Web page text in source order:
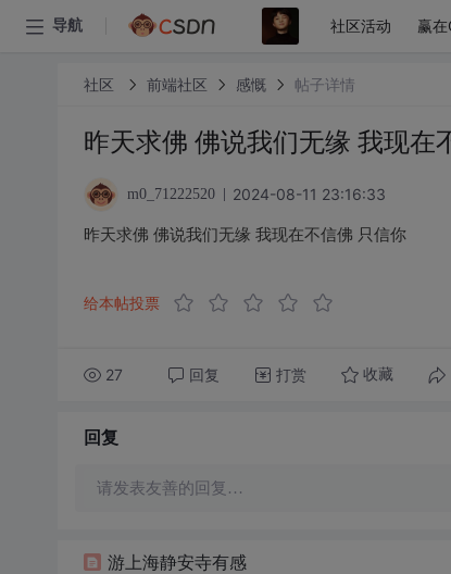
导航 社区活动 赢
社区 前端社区 感慨 帖子详情
昨天求佛 佛说我们无缘 我现在
m0_71222520 2024-08-11 23:16:33
昨天求佛 佛说我们无缘 我现在不信佛 只信你
给本帖投票
27 回复 打赏 收藏
回复
请发表友善的回复…
游上海静安寺有感